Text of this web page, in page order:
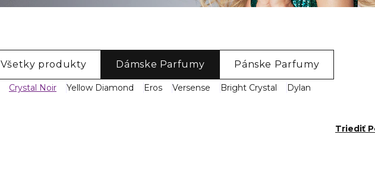
Všetky produkty Dámske Parfumy Pánske Parfumy
Crystal Noir Yellow Diamond Eros Versense Bright Crystal Dylan
Triediť